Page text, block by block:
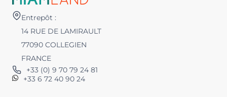
Entrepôt :
14 RUE DE LAMIRAULT
77090 COLLEGIEN
FRANCE
+33 (0) 9 70 79 24 81
+33 6 72 40 90 24